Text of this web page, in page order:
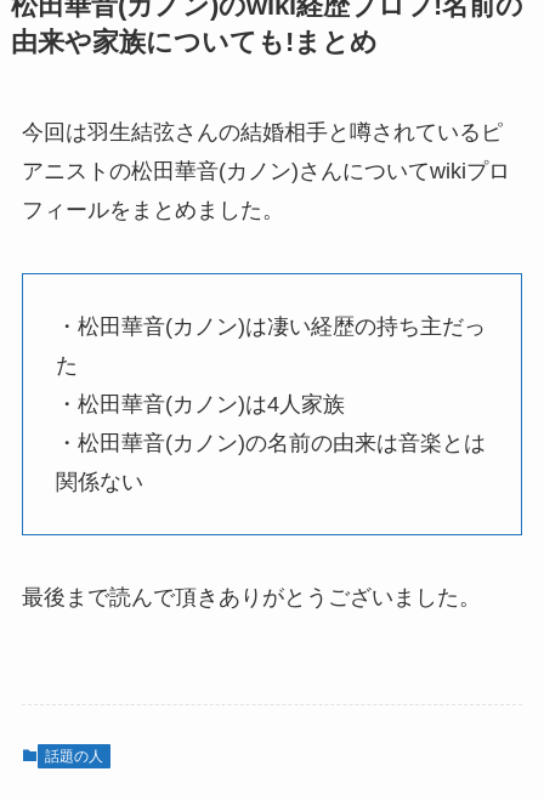
松田華音(カノン)のwiki経歴プロフ!名前の
由来や家族についても!まとめ
今回は羽生結弦さんの結婚相手と噂されているピ
アニストの松田華音(カノン)さんについてwikiプロ
フィールをまとめました。
・松田華音(カノン)は凄い経歴の持ち主だっ
た
・松田華音(カノン)は4人家族
・松田華音(カノン)の名前の由来は音楽とは
関係ない
最後まで読んで頂きありがとうございました。
話題の人